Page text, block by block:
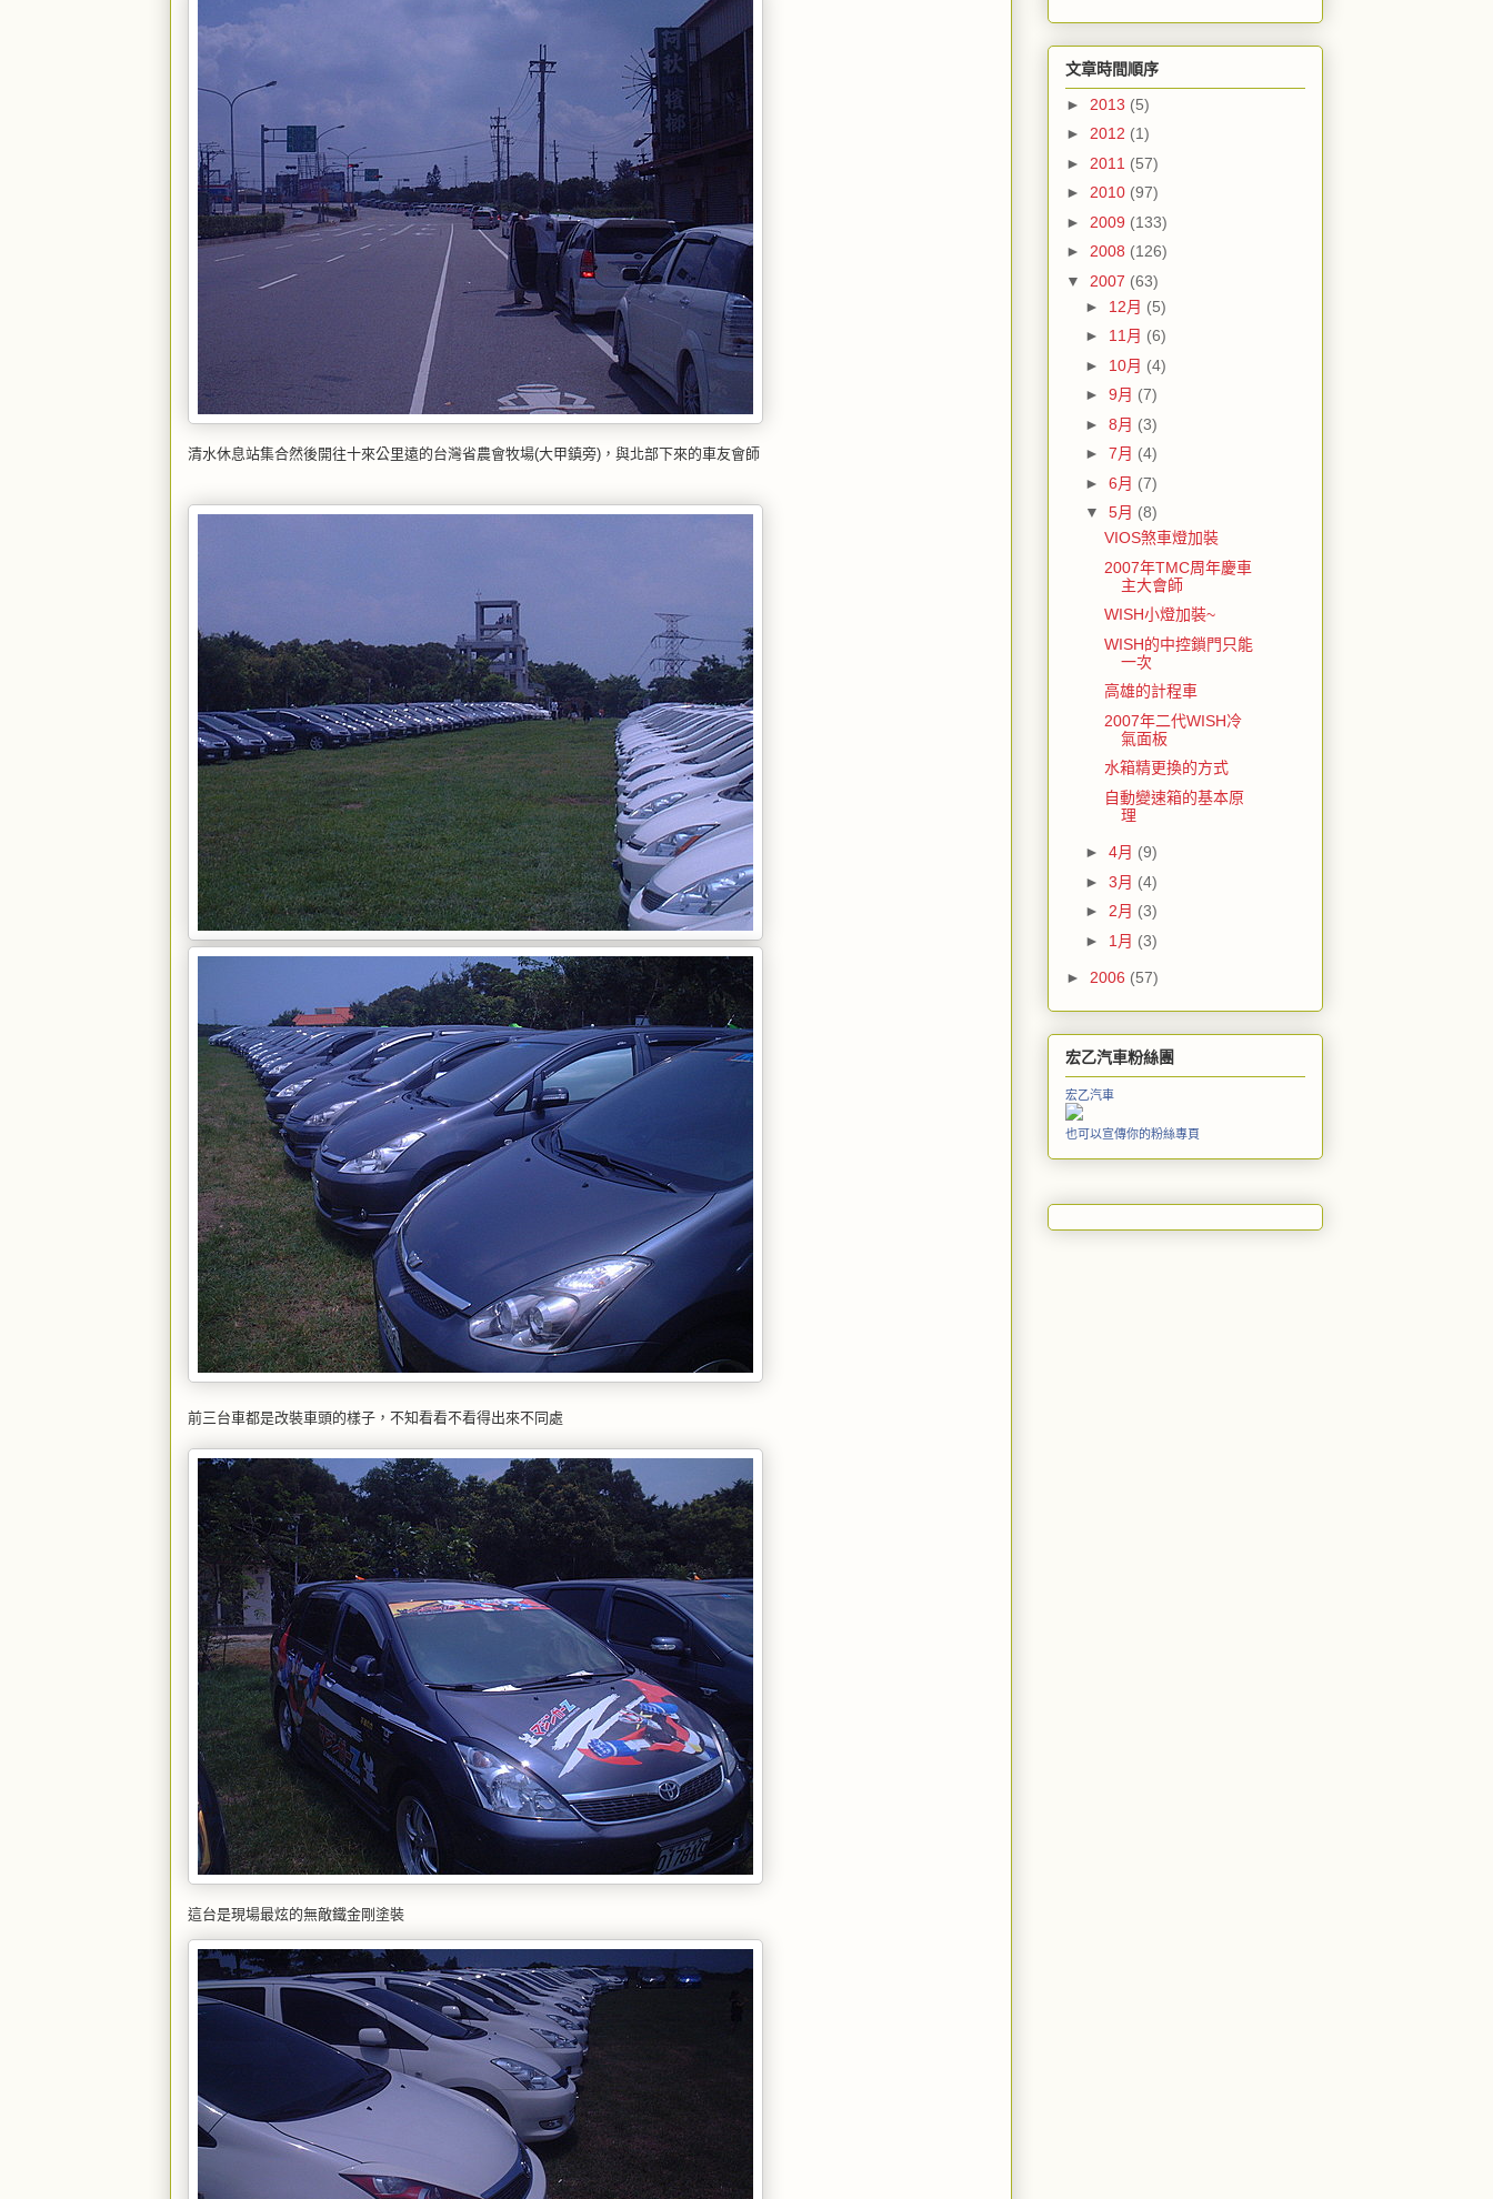
清水休息站集合然後開往十來公里遠的台灣省農會牧場(大甲鎮旁)，與北部下來的車友會師
前三台車都是改裝車頭的樣子，不知看看不看得出來不同處
這台是現場最炫的無敵鐵金剛塗裝
文章時間順序
► 2013 (5)
► 2012 (1)
► 2011 (57)
► 2010 (97)
► 2009 (133)
► 2008 (126)
▼ 2007 (63)
► 12月 (5)
► 11月 (6)
► 10月 (4)
► 9月 (7)
► 8月 (3)
► 7月 (4)
► 6月 (7)
▼ 5月 (8)
VIOS煞車燈加裝
2007年TMC周年慶車
主大會師
WISH小燈加裝~
WISH的中控鎖門只能
一次
高雄的計程車
2007年二代WISH冷
氣面板
水箱精更換的方式
自動變速箱的基本原
理
► 4月 (9)
► 3月 (4)
► 2月 (3)
► 1月 (3)
► 2006 (57)
宏乙汽車粉絲團
宏乙汽車
也可以宣傳你的粉絲專頁